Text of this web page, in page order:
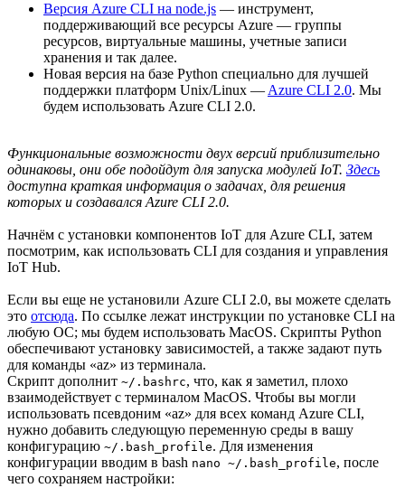
Версия Azure CLI на node.js — инструмент,
поддерживающий все ресурсы Azure — группы
ресурсов, виртуальные машины, учетные записи
хранения и так далее.
Новая версия на базе Python специально для лучшей
поддержки платформ Unix/Linux — Azure CLI 2.0. Мы
будем использовать Azure CLI 2.0.
Функциональные возможности двух версий приблизительно
одинаковы, они обе подойдут для запуска модулей IoT. Здесь
доступна краткая информация о задачах, для решения
которых и создавался Azure CLI 2.0.
Начнём с установки компонентов IoT для Azure CLI, затем
посмотрим, как использовать CLI для создания и управления
IoT Hub.
Если вы еще не установили Azure CLI 2.0, вы можете сделать
это отсюда. По ссылке лежат инструкции по установке CLI на
любую ОС; мы будем использовать MacOS. Скрипты Python
обеспечивают установку зависимостей, а также задают путь
для команды «az» из терминала.
Скрипт дополнит ~/.bashrc, что, как я заметил, плохо
взаимодействует с терминалом MacOS. Чтобы вы могли
использовать псевдоним «az» для всех команд Azure CLI,
нужно добавить следующую переменную среды в вашу
конфигурацию ~/.bash_profile. Для изменения
конфигурации вводим в bash nano ~/.bash_profile, после
чего сохраняем настройки: